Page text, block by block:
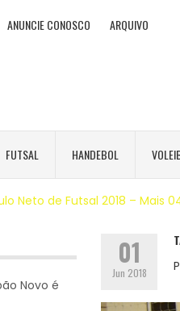
ANUNCIE CONOSCO ARQUIVO
FUTSAL HANDEBOL
Neto de Futsal 2018 – Mais
Novo é
01
Jun 2018